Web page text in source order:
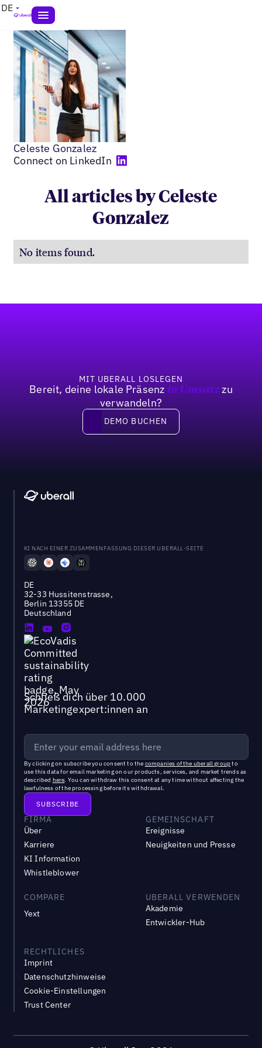
DE
Celeste Gonzalez
Connect on LinkedIn
All articles by Celeste
Gonzalez
No items found.
MIT UBERALL LOSLEGEN
Bereit, deine lokale Präsenz in Umsatzzu
verwandeln?
DEMO BUCHEN
DEMO BUCHEN
KI NACH EINER ZUSAMMENFASSUNG DIESER UBERALL-SEITE
DE
32-33 Hussitenstrasse,
Berlin 13355 DE
Deutschland
Schließ dich über 10.000
Marketingexpert:innen an
By clicking on subscribe you consent to the companies of the uberall groupto
use this data for email marketing on our products, services, and market trends as
described here. You can withdraw this consent at any time without affecting the
lawfulness of the processing before its withdrawal.
FIRMA
Über
Karriere
KI Information
Whistleblower
GEMEINSCHAFT
Ereignisse
Neuigkeiten und Presse
COMPARE
Yext
UBERALL VERWENDEN
Akademie
Entwickler-Hub
RECHTLICHES
Imprint
Datenschutzhinweise
Cookie-Einstellungen
Trust Center